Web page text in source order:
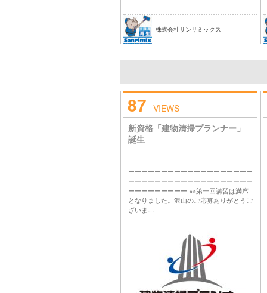
株式会社サンリミックス
87 VIEWS
新資格「建物清掃プランナー」
誕生
ーーーーーーーーーーーーーーーーーーー
ーーーーーーーーーーーーーーーーーーー
ーーーーーーーーー ※※第一回講習は満席
となりました。沢山のご応募ありがとうご
ざいま…